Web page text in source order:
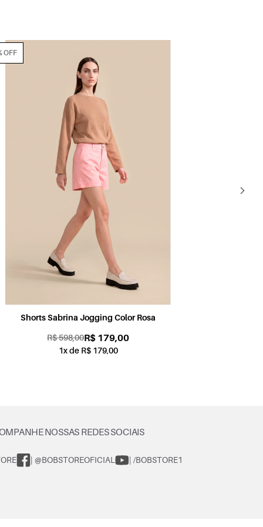
Shorts Sabrina Jogging Color Petróleo
R$ 598,00R$ 179,00
1x de R$ 179,00
70% OFF
NOSSAS REDES SOCIAIS
| @BOBSTOREOFICIAL | /BOBSTORE1